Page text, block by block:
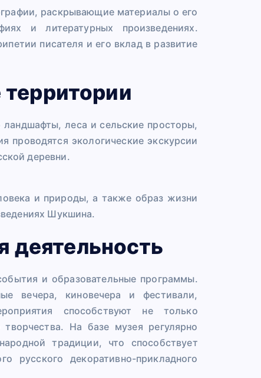
раскрывающие материалы о его
и литературных произведениях.
писателя и его вклад в развитие
леса и сельские просторы,
проводятся экологические экскурсии
деревни.
и природы, а также образ жизни
Шукшина.
деятельность
и образовательные программы.
вечера, киновечера и фестивали,
способствуют не только
На базе музея регулярно
традиции, что способствует
русского декоративно-прикладного